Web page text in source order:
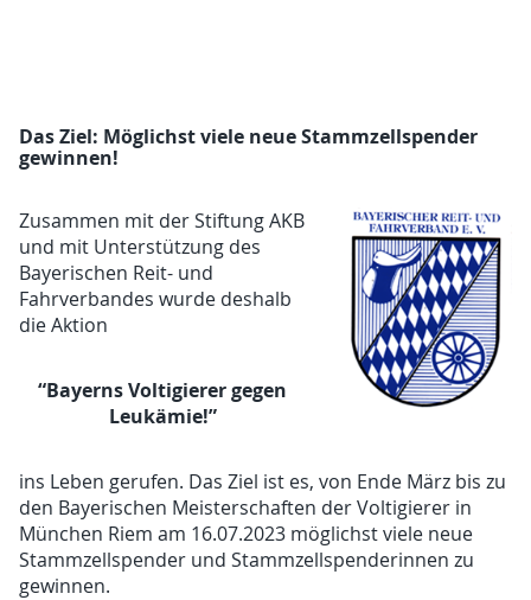
Das Ziel: Möglichst viele neue Stammzellspender
gewinnen!
Zusammen mit der Stiftung AKB
und mit Unterstützung des
Bayerischen Reit- und
Fahrverbandes wurde deshalb
die Aktion
“Bayerns Voltigierer gegen
Leukämie!”
ins Leben gerufen. Das Ziel ist es, von Ende März bis zu
den Bayerischen Meisterschaften der Voltigierer in
München Riem am 16.07.2023 möglichst viele neue
Stammzellspender und Stammzellspenderinnen zu
gewinnen.